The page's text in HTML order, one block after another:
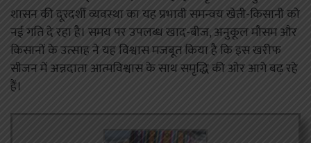
शासन की दूरदर्शी व्यवस्था का यह प्रभावी समन्वय खेती-किसानी को
नई गति दे रहा है। समय पर उपलब्ध खाद-बीज, अनुकूल मौसम और
किसानों के उत्साह ने यह विश्वास मजबूत किया है कि इस खरीफ
सीजन में अन्नदाता आत्मविश्वास के साथ समृद्धि की ओर आगे बढ़ रहे
हैं।